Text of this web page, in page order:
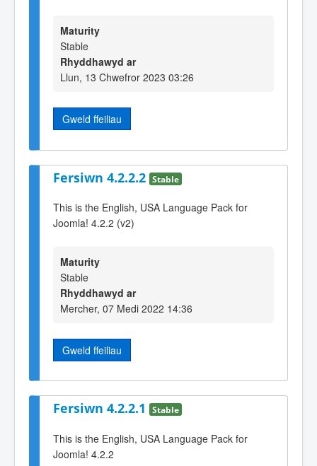
Maturity
Stable
Rhyddhawyd ar
Llun, 13 Chwefror 2023 03:26
Gweld ffeiliau
Fersiwn 4.2.2.2 Stable
This is the English, USA Language Pack for
Joomla! 4.2.2 (v2)
Maturity
Stable
Rhyddhawyd ar
Mercher, 07 Medi 2022 14:36
Gweld ffeiliau
Fersiwn 4.2.2.1 Stable
This is the English, USA Language Pack for
Joomla! 4.2.2